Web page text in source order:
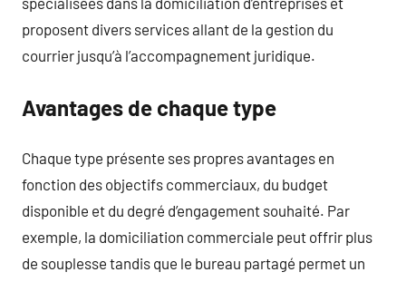
proposent divers services allant de la gestion du
courrier jusqu’à l’accompagnement juridique.
Avantages de chaque type
Chaque type présente ses propres avantages en
fonction des objectifs commerciaux, du budget
disponible et du degré d’engagement souhaité. Par
exemple, la domiciliation commerciale peut offrir plus
de souplesse tandis que le bureau partagé permet un